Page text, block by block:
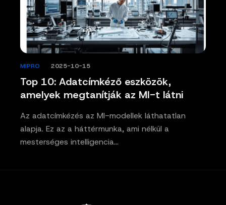
Top 10: Adatcímkéző eszközök,
amelyek megtanítják az MI-t látni
MIPRO 2025-10-15
Az adatcímkézés az MI-modellek láthatatlan
alapja. Ez az a háttérmunka, ami nélkül a
mesterséges intelligencia…